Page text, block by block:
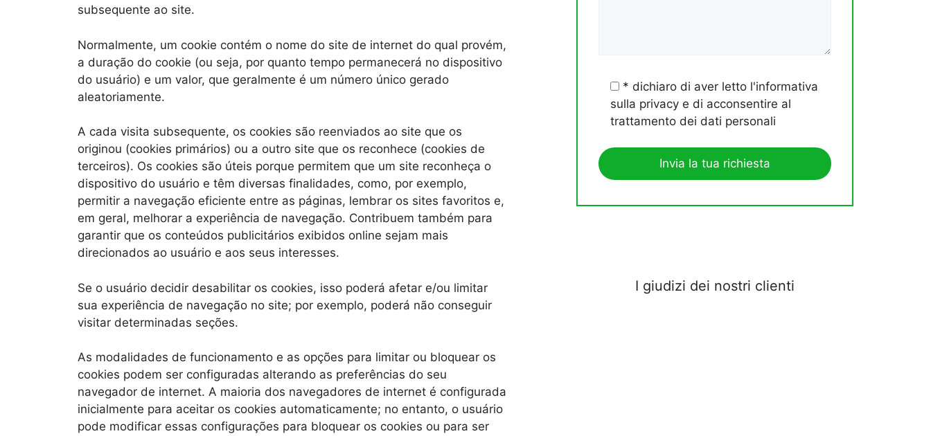
subsequente ao site.
Normalmente, um cookie contém o nome do site de internet do qual provém,
a duração do cookie (ou seja, por quanto tempo permanecerá no dispositivo
do usuário) e um valor, que geralmente é um número único gerado
aleatoriamente.
A cada visita subsequente, os cookies são reenviados ao site que os
originou (cookies primários) ou a outro site que os reconhece (cookies de
terceiros). Os cookies são úteis porque permitem que um site reconheça o
dispositivo do usuário e têm diversas finalidades, como, por exemplo,
permitir a navegação eficiente entre as páginas, lembrar os sites favoritos e,
em geral, melhorar a experiência de navegação. Contribuem também para
garantir que os conteúdos publicitários exibidos online sejam mais
direcionados ao usuário e aos seus interesses.
Se o usuário decidir desabilitar os cookies, isso poderá afetar e/ou limitar
sua experiência de navegação no site; por exemplo, poderá não conseguir
visitar determinadas seções.
As modalidades de funcionamento e as opções para limitar ou bloquear os
cookies podem ser configuradas alterando as preferências do seu
navegador de internet. A maioria dos navegadores de internet é configurada
inicialmente para aceitar os cookies automaticamente; no entanto, o usuário
pode modificar essas configurações para bloquear os cookies ou para ser
* dichiaro di aver letto l'informativa
sulla privacy e di acconsentire al
trattamento dei dati personali
I giudizi dei nostri clienti